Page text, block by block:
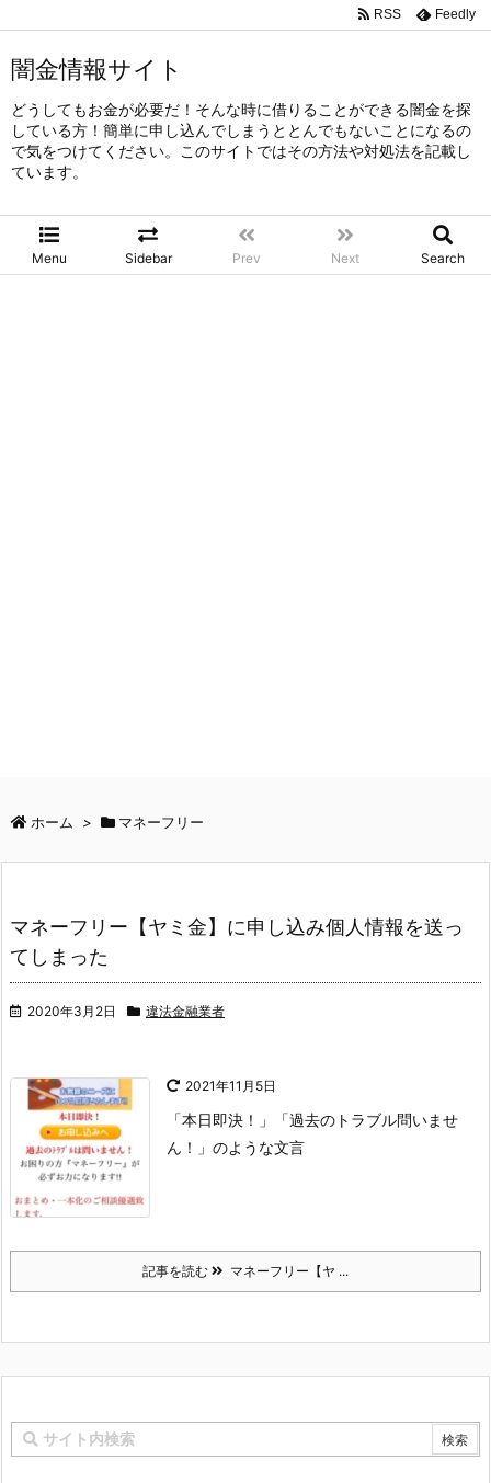
闇金情報サイト
どうしてもお金が必要だ！そんな時に借りることができる闇金を探
している方！簡単に申し込んでしまうととんでもないことになるの
で気をつけてください。このサイトではその方法や対処法を記載し
ています。
Menu Sidebar Prev Next Search
RSS Feedly
ホーム > マネーフリー
マネーフリー【ヤミ金】に申し込み個人情報を送っ
てしまった
2020年3月2日 違法金融業者
2021年11月5日
「本日即決！」「過去のトラブル問いませ
ん！」のような文言
記事を読む マネーフリー【ヤ ...